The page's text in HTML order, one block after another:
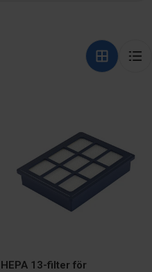
HEPA 13-filter för